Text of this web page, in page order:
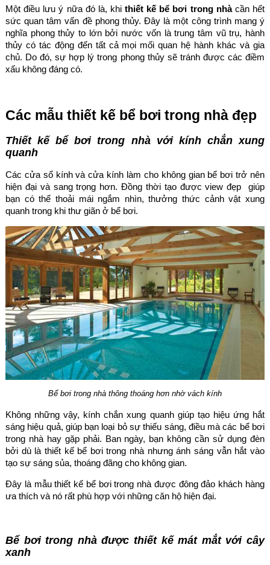
Một điều lưu ý nữa đó là, khithiết kế bể bơi trong nhàcần hết
sức quan tâm vấn đề phong thủy. Đây là một công trình mang ý
nghĩa phong thủy to lớn bởi nước vốn là trung tâm vũ trụ, hành
thủy có tác động đến tất cả mọi mối quan hệ hành khác và gia
chủ. Do đó, sự hợp lý trong phong thủy sẽ tránh được các điềm
xấu không đáng có.
Các mẫu thiết kế bể bơi trong nhà đẹp
Thiết kế bể bơi trong nhà với kính chắn xung
quanh
Các cửa sổ kính và cửa kính làm cho không gian bể bơi trở nên
hiện đại và sang trọng hơn. Đồng thời tạo được view đẹp giúp
bạn có thể thoải mái ngắm nhìn, thưởng thức cảnh vật xung
quanh trong khi thư giãn ở bể bơi.
Bể bơi trong nhà thông thoáng hơn nhờ vách kính
Không những vậy, kính chắn xung quanh giúp tạo hiệu ứng hắt
sáng hiệu quả, giúp bạn loại bỏ sự thiếu sáng, điều mà các bể bơi
trong nhà hay gặp phải. Ban ngày, bạn không cần sử dụng đèn
bởi dù là thiết kế bể bơi trong nhà nhưng ánh sáng vẫn hắt vào
tạo sự sáng sủa, thoáng đãng cho không gian.
Đây là mẫu thiết kế bể bơi trong nhà được đông đảo khách hàng
ưa thích và nó rất phù hợp với những căn hộ hiện đại.
Bể bơi trong nhà được thiết kế mát mắt với cây
xanh